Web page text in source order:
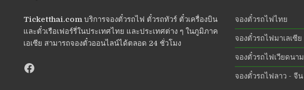
Ticketthai.com บริการจองตั๋วรถไฟ ตั๋วรถทัวร์ ตั๋วเครื่องบิน
และตั๋วเรือเฟอร์รี่ในประเทศไทย และประเทศต่าง ๆ ในภูมิภาค
เอเซีย สามารถจองตั๋วออนไลน์ได้ตลอด 24 ชั่วโมง
จองตั๋วรถไฟไทย
จองตั๋วรถไฟมาเลเซีย
จองตั๋วรถไฟเวียดนาม
จองตั๋วรถไฟลาว - จีน